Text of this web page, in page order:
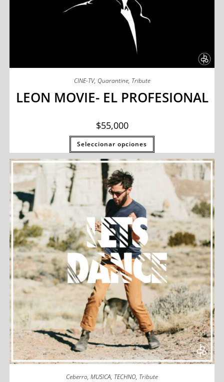
CINE-TV, Quarantine, Tribute
LEON MOVIE- EL PROFESIONAL
$55,000
Seleccionar opciones
Ceberro, MUSICA, TECHNO, Tribute